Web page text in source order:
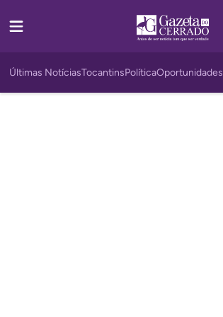
Últimas NotíciasTocantinsPolíticaOportunidades